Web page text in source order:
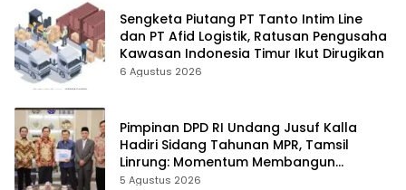
Sengketa Piutang PT Tanto Intim Line
dan PT Afid Logistik, Ratusan Pengusaha
Kawasan Indonesia Timur Ikut Dirugikan
6 Agustus 2026
Pimpinan DPD RI Undang Jusuf Kalla
Hadiri Sidang Tahunan MPR, Tamsil
Linrung: Momentum Membangun
Solidaritas Kepemimpinan Bangsa
5 Agustus 2026